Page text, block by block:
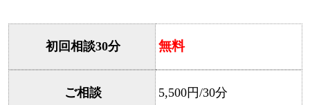
初回相談30分 無料
ご相談 5,500円/30分